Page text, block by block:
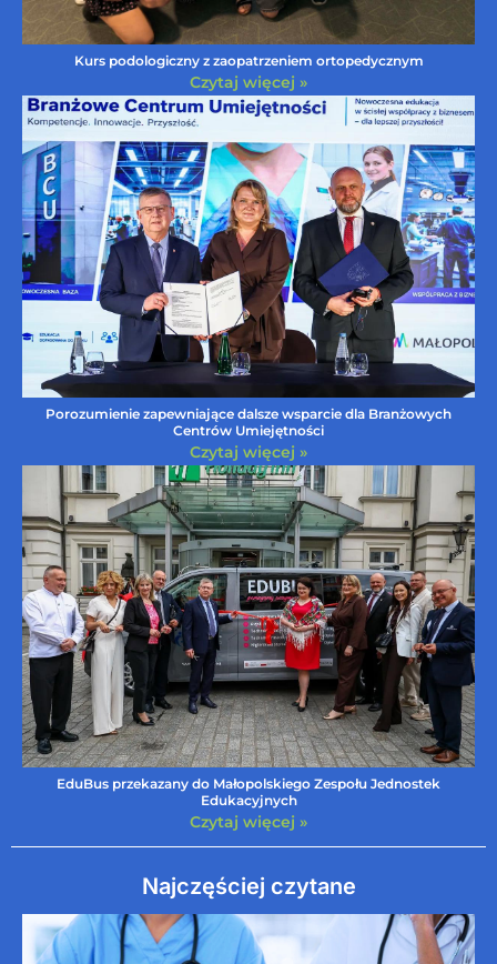
Kurs podologiczny z zaopatrzeniem ortopedycznym
Czytaj więcej »
Porozumienie zapewniające dalsze wsparcie dla Branżowych
Centrów Umiejętności
Czytaj więcej »
EduBus przekazany do Małopolskiego Zespołu Jednostek
Edukacyjnych
Czytaj więcej »
Najczęściej czytane